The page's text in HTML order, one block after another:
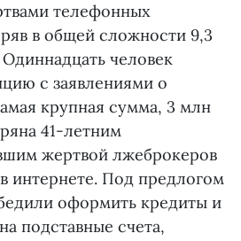
телефонных
в общей сложности 9,3
человек
с заявлениями о
крупная сумма, 3 млн
41-летним
жертвой лжеброкеров
интернете. Под предлогом
оформить кредиты и
подставные счета,